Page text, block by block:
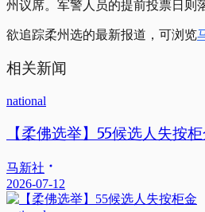
州议席。军警人员的提前投票日则
欲追踪柔州选的最新报道，可浏览
相关新闻
national
【柔佛选举】55候选人失按
马新社
2026-07-12